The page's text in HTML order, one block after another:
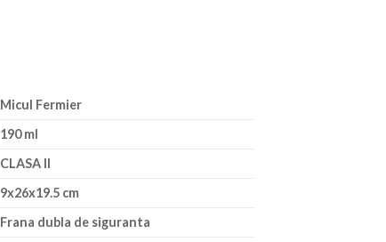
Micul Fermier
190 ml
CLASA II
9x26x19.5 cm
Frana dubla de siguranta